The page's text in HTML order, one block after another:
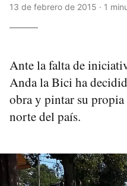
13 de febrero de 2015 · 1
Ante la falta de
Anda la Bici ha
obra y pintar su
norte del país.